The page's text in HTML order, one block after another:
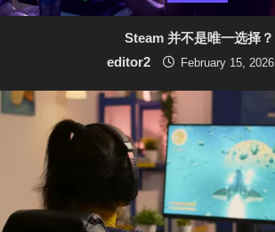
Steam 并不是唯一选择？
editor2
February 15, 2026